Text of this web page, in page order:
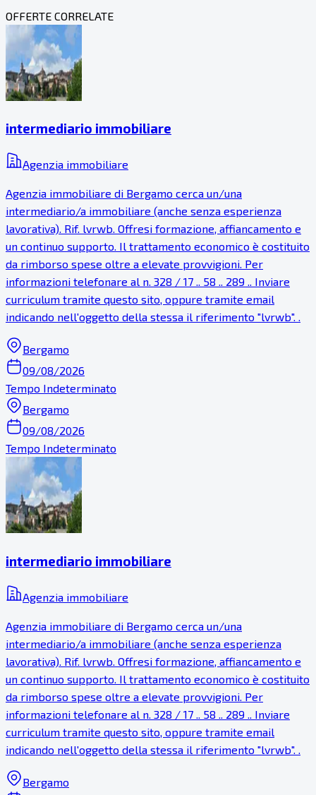
OFFERTE CORRELATE
intermediario immobiliare
Agenzia immobiliare
Agenzia immobiliare di Bergamo cerca un/una
intermediario/a immobiliare (anche senza esperienza
lavorativa). Rif. lvrwb. Offresi formazione, affiancamento e
un continuo supporto. Il trattamento economico è costituito
da rimborso spese oltre a elevate provvigioni. Per
informazioni telefonare al n. 328 / 17 .. 58 .. 289 .. Inviare
curriculum tramite questo sito, oppure tramite email
indicando nell'oggetto della stessa il riferimento "lvrwb". .
Bergamo
09/08/2026
Tempo Indeterminato
Bergamo
09/08/2026
Tempo Indeterminato
intermediario immobiliare
Agenzia immobiliare
Agenzia immobiliare di Bergamo cerca un/una
intermediario/a immobiliare (anche senza esperienza
lavorativa). Rif. lvrwb. Offresi formazione, affiancamento e
un continuo supporto. Il trattamento economico è costituito
da rimborso spese oltre a elevate provvigioni. Per
informazioni telefonare al n. 328 / 17 .. 58 .. 289 .. Inviare
curriculum tramite questo sito, oppure tramite email
indicando nell'oggetto della stessa il riferimento "lvrwb". .
Bergamo